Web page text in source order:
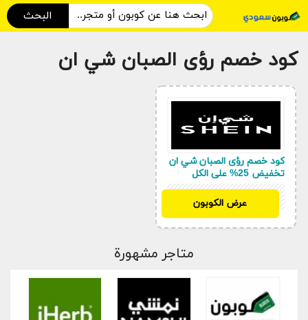
البحث
كود خصم رؤى الصبان شي ان
كود خصم رؤى الصبان شي ان
تخفيض 25% على الكل
عرض الكوبون
متاجر مشهورة